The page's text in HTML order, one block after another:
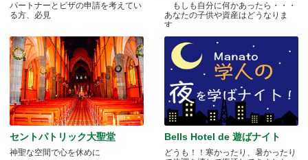
パートナーとビザの申請を考えてい
る方、必見
もしも自分に何かあったら・・・
あなたの子供や資産はどうなりま
す.....
セントパトリック大聖堂
神聖な空間で心を休めに
Bells Hotel de 遊ばナイト
どうも！！寒かったり、暑かったり